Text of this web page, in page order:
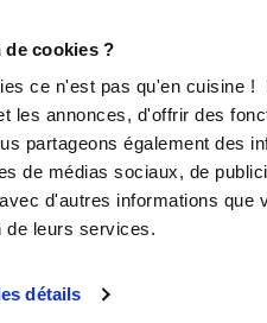
de cookies ?
ce n'est pas qu'en cuisine
les annonces, d'offrir des
partageons également des
de médias sociaux, de
d'autres informations que
de leurs services.
détails
Tarte
desserts